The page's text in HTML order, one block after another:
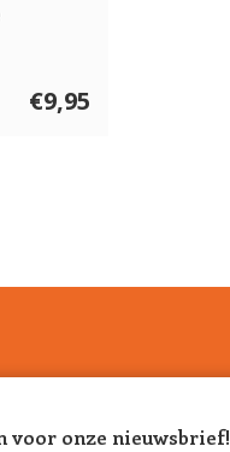
€9,95
voor onze nieuwsbrief!